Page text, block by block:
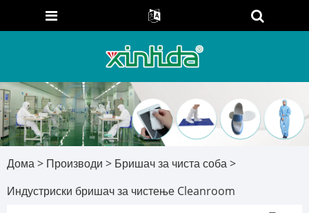
Дома> Производи > Бришач за чиста соба>
Индустриски бришач за чистење Cleanroom